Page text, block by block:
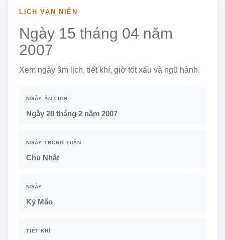
LỊCH VẠN NIÊN
Ngày 15 tháng 04 năm
2007
Xem ngày âm lịch, tiết khí, giờ tốt xấu và ngũ hành.
NGÀY ÂM LỊCH
Ngày 28 tháng 2 năm 2007
NGÀY TRONG TUẦN
Chủ Nhật
NGÀY
Kỷ Mão
TIẾT KHÍ